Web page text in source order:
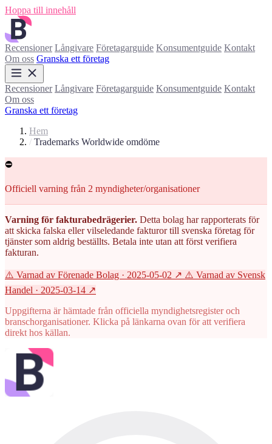
Hoppa till innehåll
Recensioner Långivare Företagarguide Konsumentguide Kontakt
Om oss Granska ett företag
Recensioner Långivare Företagarguide Konsumentguide Kontakt
Om oss
Granska ett företag
Hem
/ Trademarks Worldwide omdöme
⛔
Officiell varning från 2 myndigheter/organisationer
Varning för fakturabedrägerier. Detta bolag har rapporterats för
att skicka falska eller vilseledande fakturor till svenska företag för
tjänster som aldrig beställts. Betala inte utan att först verifiera
fakturan.
⚠️ Varnad av Förenade Bolag · 2025-05-02 ↗ ⚠️ Varnad av Svensk
Handel · 2025-03-14 ↗
Uppgifterna är hämtade från officiella myndighetsregister och
branschorganisationer. Klicka på länkarna ovan för att verifiera
direkt hos källan.